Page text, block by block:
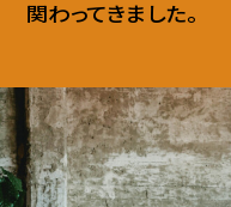
関わってきました。